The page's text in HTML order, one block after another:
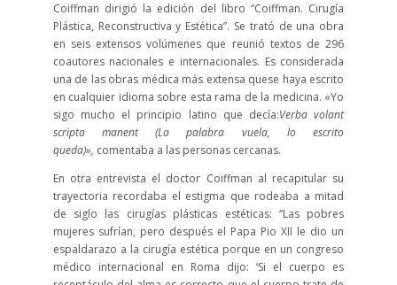
Coiffman dirigió la edición del libro “Coiffman. Cirugía
Plástica, Reconstructiva y Estética”. Se trató de una obra
en seis extensos volúmenes que reunió textos de 296
coautores nacionales e internacionales. Es considerada
una de las obras médica más extensa quese haya escrito
en cualquier idioma sobre esta rama de la medicina. «Yo
sigo mucho el principio latino que decía:Verba volant
scripta manent (La palabra vuela, lo escrito
queda)», comentaba a las personas cercanas.
En otra entrevista el doctor Coiffman al recapitular su
trayectoria recordaba el estigma que rodeaba a mitad
de siglo las cirugías plásticas estéticas: “Las pobres
mujeres sufrían, pero después el Papa Pio XII le dio un
espaldarazo a la cirugía estética porque en un congreso
médico internacional en Roma dijo: ‘Si el cuerpo es